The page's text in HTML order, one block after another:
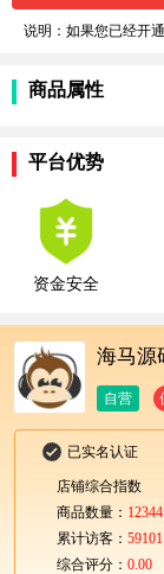
说明：如果您已经开
商品属性
平台优势
资金安全
海马源
自营
已实名认证
店铺综合指数
商品数量： 12344
累计访客： 59101
综合评分： 0.00